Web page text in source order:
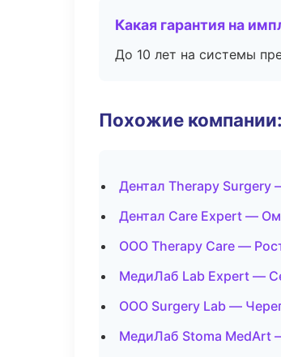
Какая гарантия на
До 10 лет на системы
Похожие
Дентал Therapy Surgery
Дентал Care Expert —
ООО Therapy Care —
МедиЛаб Lab Expert —
ООО Surgery Lab —
МедиЛаб Stoma MedArt